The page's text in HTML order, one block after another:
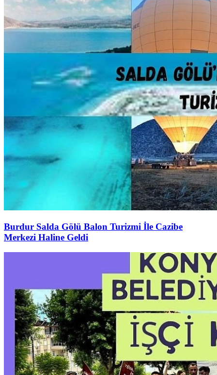
Burdur Salda Gölü Balon Turizmi İle Cazibe
Merkezi Haline Geldi